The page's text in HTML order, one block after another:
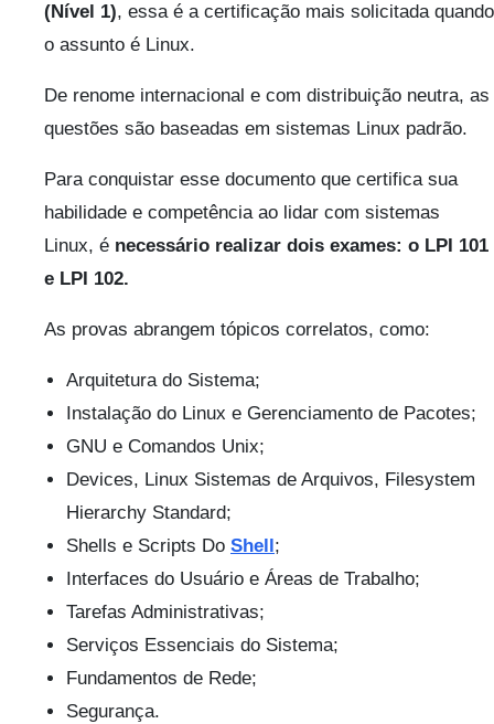
(Nível 1), essa é a certificação mais solicitada quando
o assunto é Linux.
De renome internacional e com distribuição neutra, as
questões são baseadas em sistemas Linux padrão.
Para conquistar esse documento que certifica sua
habilidade e competência ao lidar com sistemas
Linux, é necessário realizar dois exames: o LPI 101
e LPI 102.
As provas abrangem tópicos correlatos, como:
Arquitetura do Sistema;
Instalação do Linux e Gerenciamento de Pacotes;
GNU e Comandos Unix;
Devices, Linux Sistemas de Arquivos, Filesystem
Hierarchy Standard;
Shells e Scripts Do Shell ;
Interfaces do Usuário e Áreas de Trabalho;
Tarefas Administrativas;
Serviços Essenciais do Sistema;
Fundamentos de Rede;
Segurança.